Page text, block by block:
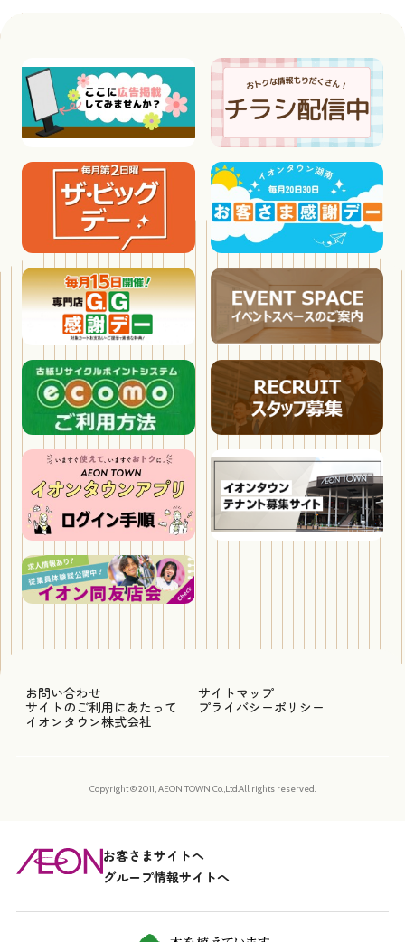
お問い合わせ
サイトマップ
サイトのご利用にあたって
プライバシーポリシー
イオンタウン株式会社
Copyright © 2011, AEON TOWN Co.,Ltd.All rights reserved.
お客さまサイトへ
グループ情報サイトへ